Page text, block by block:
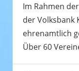
Im Rahmen
der Volksbank
ehrenamtlich
Über 60